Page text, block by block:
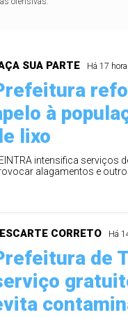
SUA PARTE Há 17
à
lixo
intensifica serviços
alagamentos e
CORRETO Há
de